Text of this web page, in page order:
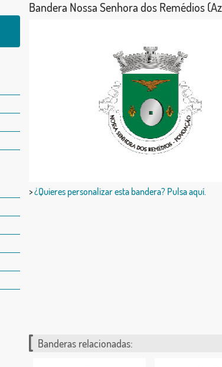
Bandera Nossa Senhora dos Remédios
>¿Quieres personalizar esta bandera? Pulsa aquí.
Banderas relacionadas: